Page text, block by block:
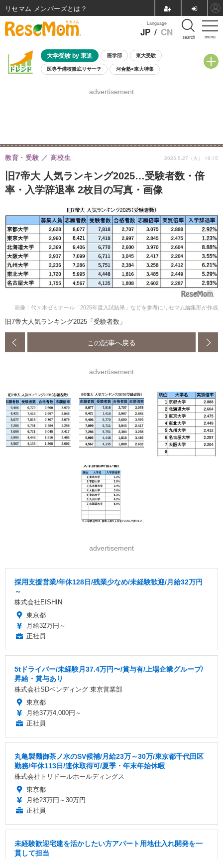
menu
Language
JP / CN search
大学受験 by 東進 医学部 東大受験
医専予備校徹底リサーチ 河合塾×東大特集
8月開催学校説明会・相談会
advertisement
旧7帝大 人気ランキング2025…受験者数・倍
率・入学辞退率 2枚目の写真・画像
教育・受験 高校生 2025.5.27（火） 19:15
画像：代々木ゼミナール「2025年度入試結果」などを参考にリセマム編集部が作成
旧7帝大人気ランキング2025「受験者数」
この記事へ戻る
advertisement
advertisement
採用支援営業/年休128日/残業少なめ/未経験歓迎/月給32万円
～
株式会社EISHIN
東京都
月給32万円～
正社員
5tドライバー/未経験月37.4万円〜/賞与有/上場企業グループ/
昇給・賞与あり
株式会社SDベンディング 東京営業部
東京都
月給37万4,000円～
正社員
丸亀製麺御茶ノ水のSV候補/月給23万～30万/東京都千代田区
勤務/年休113日/連休取得可/夏季・年末年始休暇
株式会社トリドールホールディングス
東京都
月給23万円～30万円
正社員
未経験歓迎宅建を活かしたい方アパート用地仕入れ開発を一
貫して担当
リセマム メンバーズ